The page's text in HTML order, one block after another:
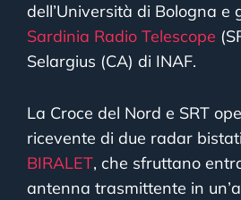
dell’Università di Bologna e
Sardinia Radio Telescope
Selargius (CA) di INAF.
La Croce del Nord e SRT
ricevente di due radar
BIRALET, che sfruttano
antenna trasmittente in